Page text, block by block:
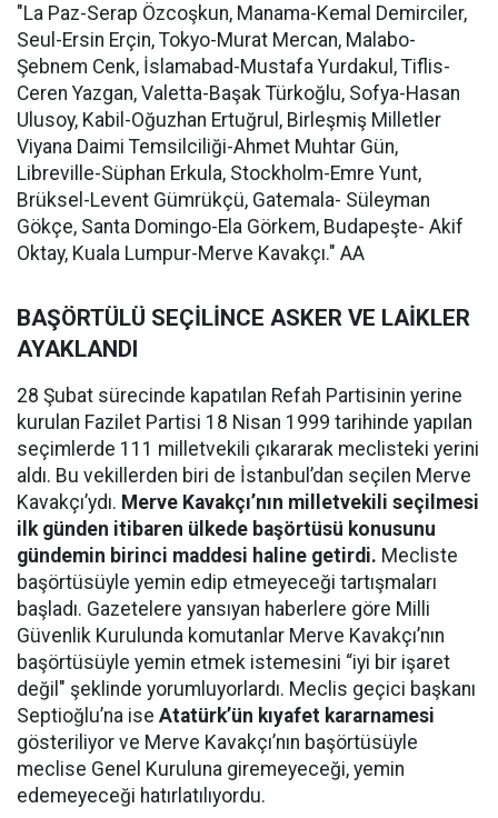
"La Paz-Serap Özcoşkun, Manama-Kemal Demirciler,
Seul-Ersin Erçin, Tokyo-Murat Mercan, Malabo-
Şebnem Cenk, İslamabad-Mustafa Yurdakul, Tiflis-
Ceren Yazgan, Valetta-Başak Türkoğlu, Sofya-Hasan
Ulusoy, Kabil-Oğuzhan Ertuğrul, Birleşmiş Milletler
Viyana Daimi Temsilciliği-Ahmet Muhtar Gün,
Libreville-Süphan Erkula, Stockholm-Emre Yunt,
Brüksel-Levent Gümrükçü, Gatemala- Süleyman
Gökçe, Santa Domingo-Ela Görkem, Budapeşte- Akif
Oktay, Kuala Lumpur-Merve Kavakçı." AA
BAŞÖRTÜLÜ SEÇİLİNCE ASKER VE LAİKLER
AYAKLANDI
28 Şubat sürecinde kapatılan Refah Partisinin yerine
kurulan Fazilet Partisi 18 Nisan 1999 tarihinde yapılan
seçimlerde 111 milletvekili çıkararak meclisteki yerini
aldı. Bu vekillerden biri de İstanbul’dan seçilen Merve
Kavakçı’ydı. Merve Kavakçı’nın milletvekili seçilmesi
ilk günden itibaren ülkede başörtüsü konusunu
gündemin birinci maddesi haline getirdi. Mecliste
başörtüsüyle yemin edip etmeyeceği tartışmaları
başladı. Gazetelere yansıyan haberlere göre Milli
Güvenlik Kurulunda komutanlar Merve Kavakçı’nın
başörtüsüyle yemin etmek istemesini “iyi bir işaret
değil" şeklinde yorumluyorlardı. Meclis geçici başkanı
Septioğlu’na ise Atatürk’ün kıyafet kararnamesi
gösteriliyor ve Merve Kavakçı’nın başörtüsüyle
meclise Genel Kuruluna giremeyeceği, yemin
edemeyeceği hatırlatılıyordu.